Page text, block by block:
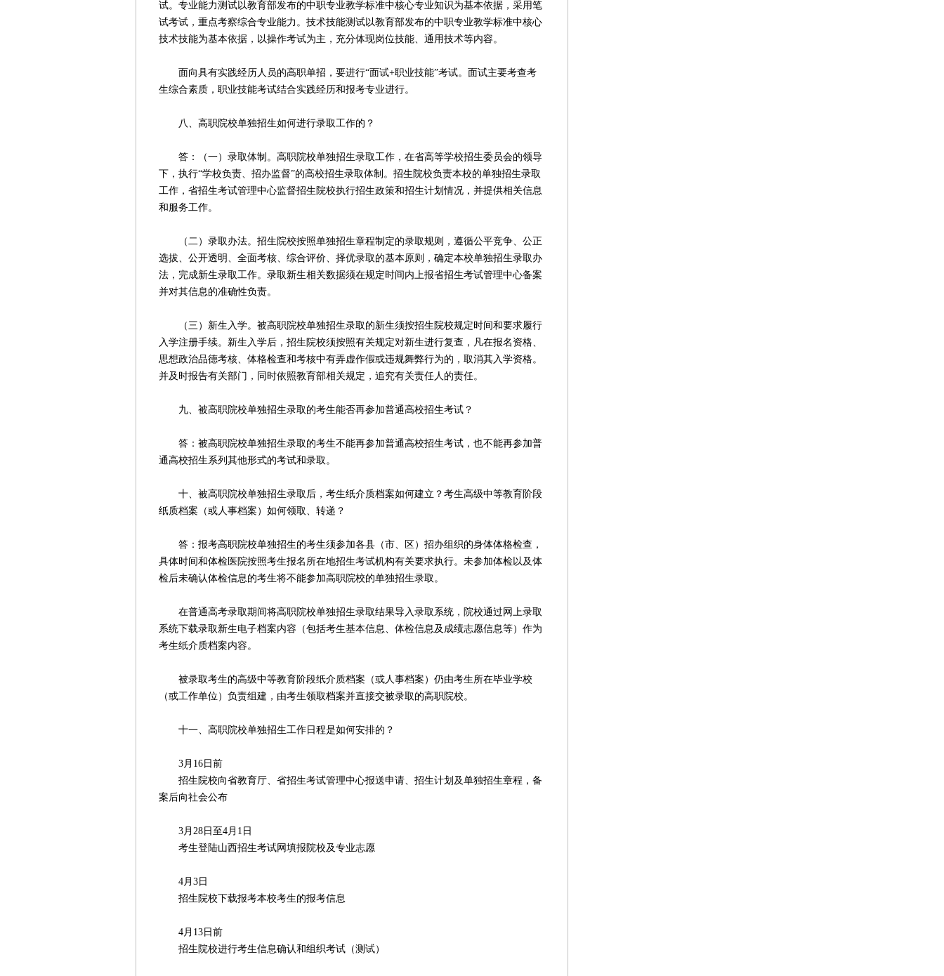
试。专业能力测试以教育部发布的中职专业教学标准中核心专业知识为基本依据，采用笔
试考试，重点考察综合专业能力。技术技能测试以教育部发布的中职专业教学标准中核心
技术技能为基本依据，以操作考试为主，充分体现岗位技能、通用技术等内容。
面向具有实践经历人员的高职单招，要进行“面试+职业技能”考试。面试主要考查考
生综合素质，职业技能考试结合实践经历和报考专业进行。
八、高职院校单独招生如何进行录取工作的？
答：（一）录取体制。高职院校单独招生录取工作，在省高等学校招生委员会的领导
下，执行“学校负责、招办监督”的高校招生录取体制。招生院校负责本校的单独招生录取
工作，省招生考试管理中心监督招生院校执行招生政策和招生计划情况，并提供相关信息
和服务工作。
（二）录取办法。招生院校按照单独招生章程制定的录取规则，遵循公平竞争、公正
选拔、公开透明、全面考核、综合评价、择优录取的基本原则，确定本校单独招生录取办
法，完成新生录取工作。录取新生相关数据须在规定时间内上报省招生考试管理中心备案
并对其信息的准确性负责。
（三）新生入学。被高职院校单独招生录取的新生须按招生院校规定时间和要求履行
入学注册手续。新生入学后，招生院校须按照有关规定对新生进行复查，凡在报名资格、
思想政治品德考核、体格检查和考核中有弄虚作假或违规舞弊行为的，取消其入学资格。
并及时报告有关部门，同时依照教育部相关规定，追究有关责任人的责任。
九、被高职院校单独招生录取的考生能否再参加普通高校招生考试？
答：被高职院校单独招生录取的考生不能再参加普通高校招生考试，也不能再参加普
通高校招生系列其他形式的考试和录取。
十、被高职院校单独招生录取后，考生纸介质档案如何建立？考生高级中等教育阶段
纸质档案（或人事档案）如何领取、转递？
答：报考高职院校单独招生的考生须参加各县（市、区）招办组织的身体体格检查，
具体时间和体检医院按照考生报名所在地招生考试机构有关要求执行。未参加体检以及体
检后未确认体检信息的考生将不能参加高职院校的单独招生录取。
在普通高考录取期间将高职院校单独招生录取结果导入录取系统，院校通过网上录取
系统下载录取新生电子档案内容（包括考生基本信息、体检信息及成绩志愿信息等）作为
考生纸介质档案内容。
被录取考生的高级中等教育阶段纸介质档案（或人事档案）仍由考生所在毕业学校
（或工作单位）负责组建，由考生领取档案并直接交被录取的高职院校。
十一、高职院校单独招生工作日程是如何安排的？
3月16日前
招生院校向省教育厅、省招生考试管理中心报送申请、招生计划及单独招生章程，备
案后向社会公布
3月28日至4月1日
考生登陆山西招生考试网填报院校及专业志愿
4月3日
招生院校下载报考本校考生的报考信息
4月13日前
招生院校进行考生信息确认和组织考试（测试）